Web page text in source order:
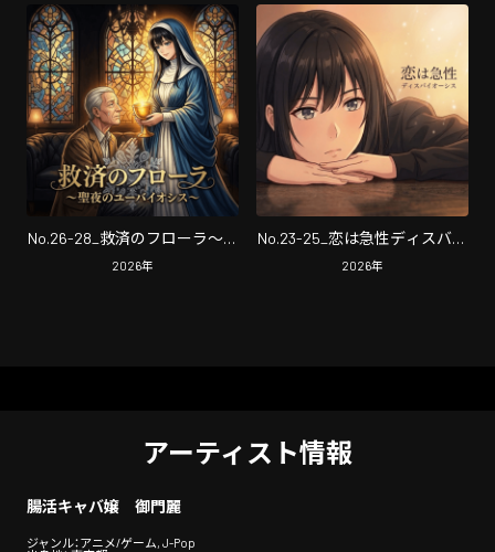
No.26-28_救済のフローラ〜聖
夜のユーバイオシス〜
2026年
No.23-25_恋は急性ディスバイ
オシス
2026年
アーティスト情報
腸活キャバ嬢 御門麗
ジャンル：アニメ/ゲーム, J-Pop